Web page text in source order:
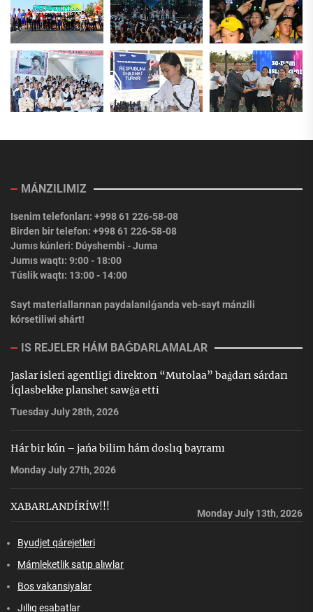
MÁNZILIMIZ
Isenim telefonları: +998 61 226-58-08
Birden bir telefon: +998 61 226-58-08
Jumıs kúnleri: Dúyshembi - Juma
Jumıs waqtı: 9:00 - 18:00
Túslik waqtı: 13:00 - 14:00
Sayt materiallarınan paydalanılǵanda veb-sayt mánzili
kórsetiliwi shárt!
IS REJELER HÁM BAǴDARLAMALAR
Jaslar isleri agentligi direktorı “Mutolaa” baǵdarı sárdarı
Íqlasbekke planshet sawǵa etti
Tuesday July 28th, 2026
Hár bir kún – jańa bilim hám doslıq bayramı
Monday July 27th, 2026
XABARLANDÍRÍW!!!
Monday July 13th, 2026
Byudjet qárejetleri
Mámleketlik satıp alıwlar
Bos vakansiyalar
Jıllıq esabatlar